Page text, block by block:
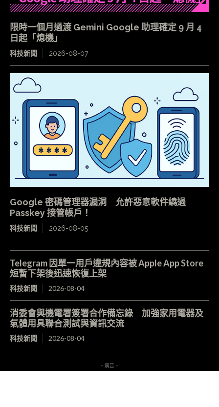
限時一個月過渡 Gemini Google 助理確定 9 月 4
日起「熄機」
科技新聞 2026-08-07
Google 密碼管理器漏洞 允許惡意軟件繞過
Passkey 接管帳戶！
科技新聞 2026-08-05
Telegram 因單一用戶違規內容被 Apple App Store
短暫下架後迅速恢復上架
科技新聞 2026-08-04
消委會與機電署簽署合作備忘錄 加強家用電器及
氣體用具聯合測試與資訊交流
科技新聞 2026-08-04
- 廣告 -